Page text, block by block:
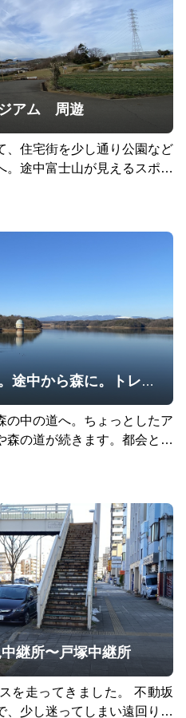
ジアム 周遊
、住宅街を少し通り公園など
。途中富士山が見えるスポッ
す。行きは下りが多く、帰
へのコースは色々あるので
多摩湖、狭山湖を周遊。途中から森に。トレイル要素もあり
の中の道へ。ちょっとしたア
森の道が続きます。都会と離
ッシュ出来ました。
継所〜戸塚中継所
を走ってきました。 不動坂
、少し迷ってしまい遠回りし